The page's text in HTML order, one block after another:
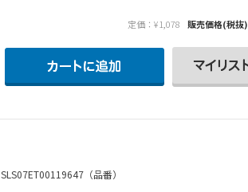
定価：¥1,078 販売価格(税抜)
SLS07ET00119647（品番）